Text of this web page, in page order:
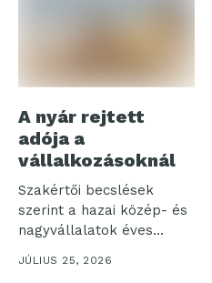
A nyár rejtett
adója a
vállalkozásoknál
Szakértői becslések
szerint a hazai közép- és
nagyvállalatok éves
nyereségének akár
JÚLIUS 25, 2026